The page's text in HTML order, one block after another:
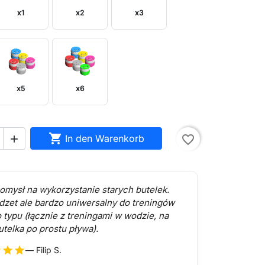
x1 x2 x3
x5 x6
  In den Warenkorb favorite_border
na wykorzystanie starych butelek.
ale bardzo uniwersalny do treningów
typu (łącznie z treningami w wodzie, na
po prostu pływa).
star star— Filip S.